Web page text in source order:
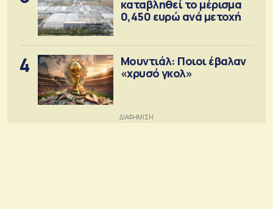
καταβληθεί το μέρισμα
0,450 ευρώ ανά μετοχή
4
Μουντιάλ: Ποιοι έβαλαν
«χρυσό γκολ»